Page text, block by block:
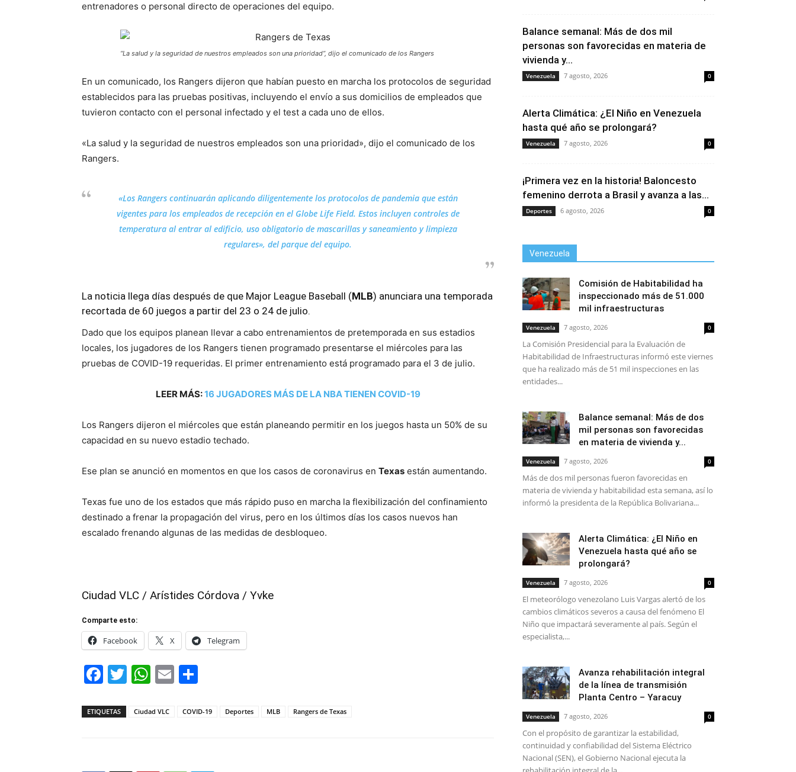
entrenadores o personal directo de operaciones del equipo.
“La salud y la seguridad de nuestros empleados son una prioridad”, dijo el comunicado de los Rangers
En un comunicado, los Rangers dijeron que habían puesto en marcha los protocolos de seguridad
establecidos para las pruebas positivas, incluyendo el envío a sus domicilios de empleados que
tuvieron contacto con el personal infectado y el test a cada uno de ellos.
«La salud y la seguridad de nuestros empleados son una prioridad», dijo el comunicado de los
Rangers.
«Los Rangers continuarán aplicando diligentemente los protocolos de pandemia que están
vigentes para los empleados de recepción en el Globe Life Field. Estos incluyen controles de
temperatura al entrar al edificio, uso obligatorio de mascarillas y saneamiento y limpieza
regulares», del parque del equipo.
La noticia llega días después de que Major League Baseball (MLB) anunciara una temporada
recortada de 60 juegos a partir del 23 o 24 de julio.
Dado que los equipos planean llevar a cabo entrenamientos de pretemporada en sus estadios
locales, los jugadores de los Rangers tienen programado presentarse el miércoles para las
pruebas de COVID-19 requeridas. El primer entrenamiento está programado para el 3 de julio.
LEER MÁS:16 JUGADORES MÁS DE LA NBA TIENEN COVID-19
Los Rangers dijeron el miércoles que están planeando permitir en los juegos hasta un 50% de su
capacidad en su nuevo estadio techado.
Ese plan se anunció en momentos en que los casos de coronavirus en Texas están aumentando.
Texas fue uno de los estados que más rápido puso en marcha la flexibilización del confinamiento
destinado a frenar la propagación del virus, pero en los últimos días los casos nuevos han
escalado frenando algunas de las medidas de desbloqueo.
Ciudad VLC / Arístides Córdova / Yvke
Comparte esto:
Facebook X Telegram
Facebook
Twitter
WhatsApp
Email
ETIQUETAS Ciudad VLC COVID-19 Deportes MLB Rangers de Texas
Balance semanal: Más de dos mil
personas son favorecidas en materia de
vivienda y...
Venezuela 7 agosto, 2026 0
Alerta Climática: ¿El Niño en Venezuela
hasta qué año se prolongará?
Venezuela 7 agosto, 2026 0
¡Primera vez en la historia! Baloncesto
femenino derrota a Brasil y avanza a las...
Deportes 6 agosto, 2026 0
Venezuela
Comisión de Habitabilidad ha
inspeccionado más de 51.000
mil infraestructuras
Venezuela 7 agosto, 2026 0
La Comisión Presidencial para la Evaluación de
Habitabilidad de Infraestructuras informó este viernes
que ha realizado más de 51 mil inspecciones en las
entidades...
Balance semanal: Más de dos
mil personas son favorecidas
en materia de vivienda y...
Venezuela 7 agosto, 2026 0
Más de dos mil personas fueron favorecidas en
materia de vivienda y habitabilidad esta semana, así lo
informó la presidenta de la República Bolivariana...
Alerta Climática: ¿El Niño en
Venezuela hasta qué año se
prolongará?
Venezuela 7 agosto, 2026 0
El meteorólogo venezolano Luis Vargas alertó de los
cambios climáticos severos a causa del fenómeno El
Niño que impactará severamente al país. Según el
especialista,...
Avanza rehabilitación integral
de la línea de transmisión
Planta Centro – Yaracuy
Venezuela 7 agosto, 2026 0
Con el propósito de garantizar la estabilidad,
continuidad y confiabilidad del Sistema Eléctrico
Nacional (SEN), el Gobierno Nacional ejecuta la